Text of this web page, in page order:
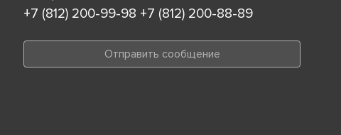
+7 (812) 200-99-98 +7 (812) 200-88-89
Отправить сообщение